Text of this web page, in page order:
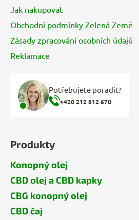
Jak nakupovat
Obchodní podmínky Zelená Země
Zásady zpracování osobních údajů
Reklamace
Potřebujete poradit?
+420 212 812 670
Produkty
Konopný olej
CBD olej a CBD kapky
CBG konopný olej
CBD čaj